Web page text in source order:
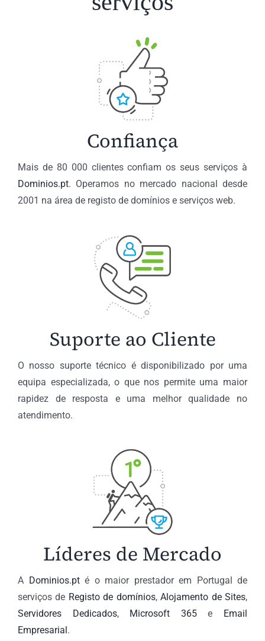
Confiança
Mais de 80 000 clientes confiam os seus serviços à
Dominios.pt. Operamos no mercado nacional desde
2001 na área de registo de domínios e serviços web.
Suporte ao Cliente
O nosso suporte técnico é disponibilizado por uma
equipa especializada, o que nos permite uma maior
rapidez de resposta e uma melhor qualidade no
atendimento.
Líderes de Mercado
A Dominios.pté o maior prestador em Portugal de
serviços de Registo de domínios,Alojamento de Sites,
Servidores Dedicados, Microsoft 365e
Email
Empresarial .